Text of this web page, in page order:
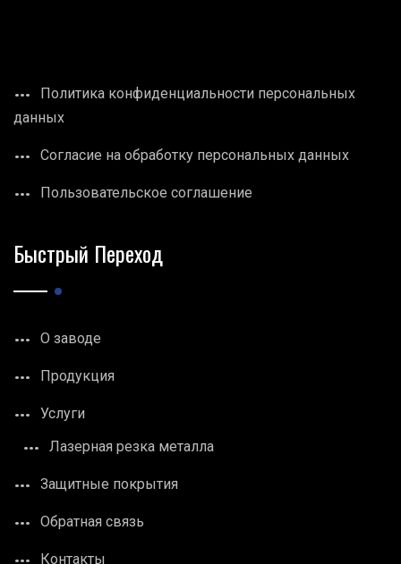
Политика конфиденциальности персональных
данных
Согласие на обработку персональных данных
Пользовательское соглашение
Быстрый Переход
О заводе
Продукция
Услуги
Лазерная резка металла
Защитные покрытия
Обратная связь
Контакты